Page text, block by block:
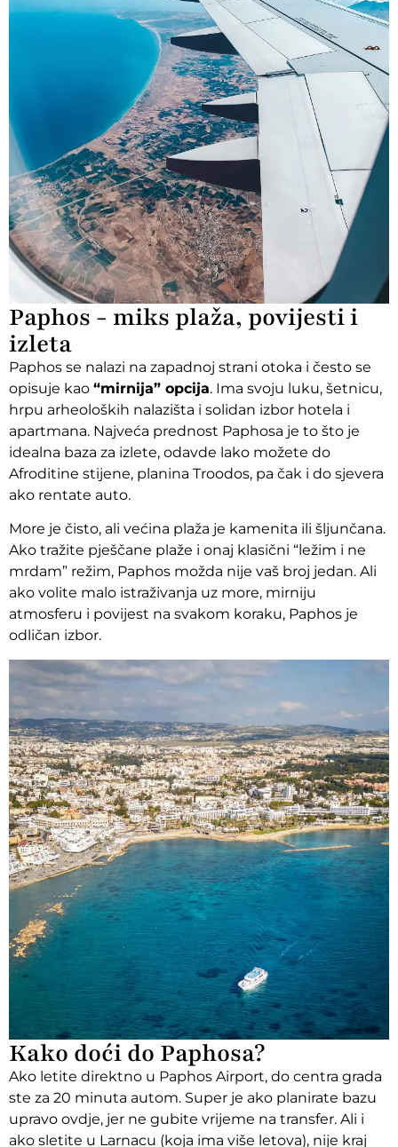
Paphos - miks plaža, povijesti i
izleta
Paphos se nalazi na zapadnoj strani otoka i često se
opisuje kao “mirnija” opcija. Ima svoju luku, šetnicu,
hrpu arheoloških nalazišta i solidan izbor hotela i
apartmana. Najveća prednost Paphosa je to što je
idealna baza za izlete, odavde lako možete do
Afroditine stijene, planina Troodos, pa čak i do sjevera
ako rentate auto.
More je čisto, ali većina plaža je kamenita ili šljunčana.
Ako tražite pješčane plaže i onaj klasični “ležim i ne
mrdam” režim, Paphos možda nije vaš broj jedan. Ali
ako volite malo istraživanja uz more, mirniju
atmosferu i povijest na svakom koraku, Paphos je
odličan izbor.
Kako doći do Paphosa?
Ako letite direktno u Paphos Airport, do centra grada
ste za 20 minuta autom. Super je ako planirate bazu
upravo ovdje, jer ne gubite vrijeme na transfer. Ali i
ako sletite u Larnacu (koja ima više letova), nije kraj